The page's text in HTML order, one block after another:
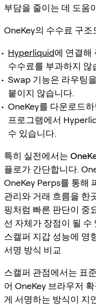
부담을 줄이는 데 도움
OneKey의 수수료 구
Hyperliquid에 연결해
수수료를 부과하지 않
Swap 기능은 라우팅
붙이지 않습니다.
OneKey를 다운로드
프로그램에서
수 있습니다.
특히 실전에서는
플로가 간단합니다.
OneKey Perps를 통해
관리와 거래 흐름을 한
핑처럼 빠른 판단이 중
선 자체가 장점이 될 수
스캘퍼 지갑 성능에 영
서명 방식 비교
스캘퍼 관점에서는 표
어 OneKey 브라우저
게 서명하는 방식이 지